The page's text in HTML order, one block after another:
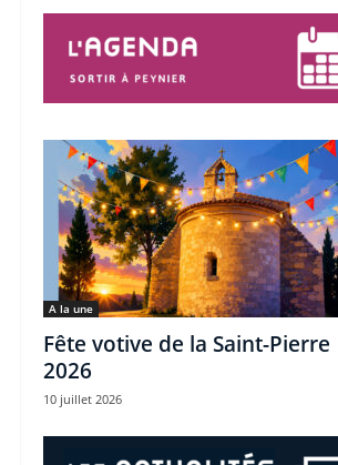
A la une
Fête votive de la Saint-Pierre
2026
10 juillet 2026